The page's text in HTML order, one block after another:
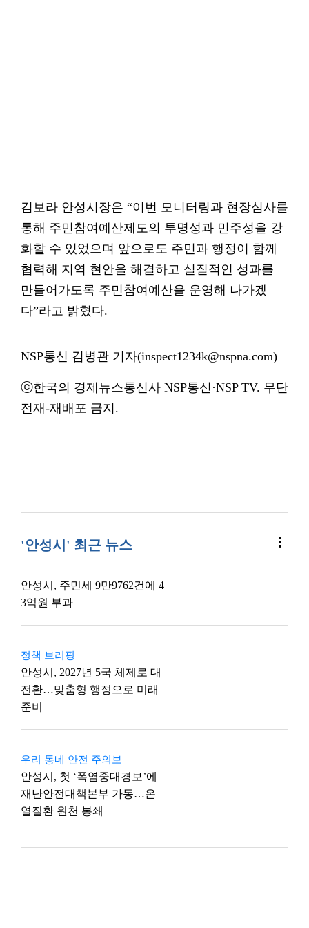
김보라 안성시장은 “이번 모니터링과 현장심사를
통해 주민참여예산제도의 투명성과 민주성을 강
화할 수 있었으며 앞으로도 주민과 행정이 함께
협력해 지역 현안을 해결하고 실질적인 성과를
만들어가도록 주민참여예산을 운영해 나가겠
다”라고 밝혔다.
NSP통신 김병관 기자(inspect1234k@nspna.com)
ⓒ한국의 경제뉴스통신사 NSP통신·NSP TV. 무단
전재-재배포 금지.
'안성시' 최근 뉴스 more_vert
안성시, 주민세 9만9762건에 4
3억원 부과
정책 브리핑
안성시, 2027년 5국 체제로 대
전환…맞춤형 행정으로 미래
준비
우리 동네 안전 주의보
안성시, 첫 ‘폭염중대경보’에
재난안전대책본부 가동…온
열질환 원천 봉쇄